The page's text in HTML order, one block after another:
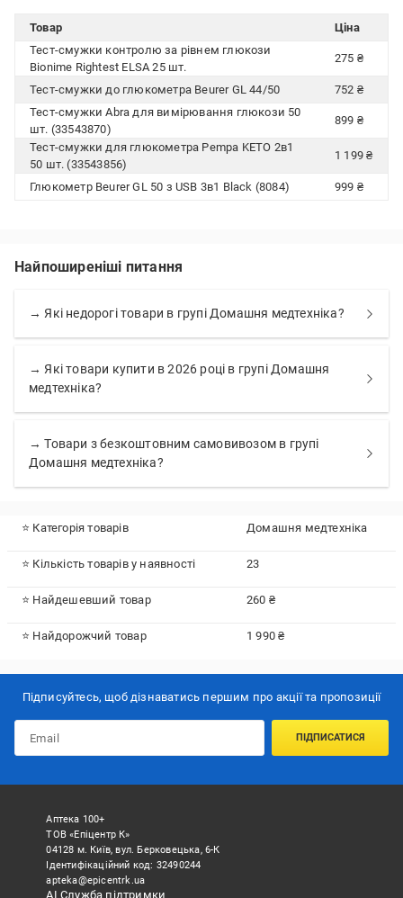
Товар
Ціна
Тест-смужки контролю за рівнем глюкози
Bionime Rightest ELSA 25 шт.
275 ₴
Тест-смужки до глюкометра Beurer GL 44/50
752 ₴
Тест-смужки Abra для вимірювання глюкози 50
шт. (33543870)
899 ₴
Тест-смужки для глюкометра Pempa KETO 2в1
50 шт. (33543856)
1 199 ₴
Глюкометр Beurer GL 50 з USB 3в1 Black (8084) 999 ₴
Найпоширеніші питання
→ Які недорогі товари в групі Домашня медтехніка?
→ Які товари купити в 2026 році в групі Домашня
медтехніка?
→ Товари з безкоштовним самовивозом в групі
Домашня медтехніка?
⭐ Категорія товарів Домашня медтехніка
⭐ Кількість товарів у наявності 23
⭐ Найдешевший товар 260 ₴
⭐ Найдорожчий товар 1 990 ₴
Підписуйтесь, щоб дізнаватись першим про акції та пропозиції
ПІДПИСАТИСЯ
Аптека 100+
ТОВ «Епіцентр К»
04128 м. Київ, вул. Берковецька, 6-К
Ідентифікаційний код: 32490244
apteka@epicentrk.ua
АІ Служба підтримки